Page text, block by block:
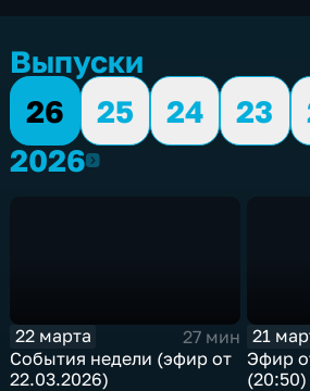
Выпуски
26
25 24 23
20262026
22 марта
27 мин
События недели (эфир от
22.03.2026)
21
Эфир
(20:50)